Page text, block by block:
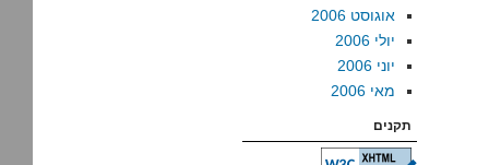
אוגוסט 2006
יולי 2006
יוני 2006
מאי 2006
תקנים